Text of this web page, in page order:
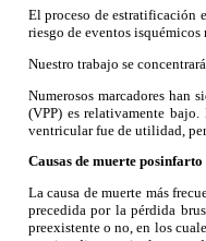
El proceso de estratificación
riesgo de eventos
Nuestro trabajo se
Numerosos marcadores
(VPP) es relativamente
ventricular fue de utilidad,
Causas de muerte
La causa de muerte más
precedida por la pérdida
preexistente o no, en los